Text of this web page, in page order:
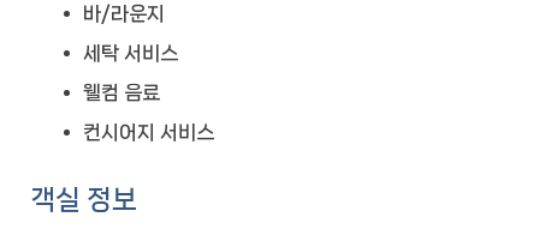
바/라운지
세탁 서비스
웰컴 음료
컨시어지 서비스
객실 정보